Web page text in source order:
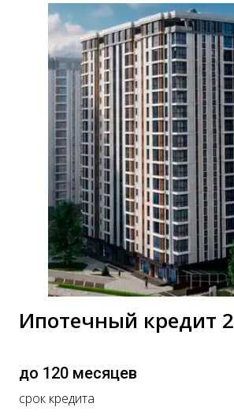
Ипотечный кредит 2
до 120 месяцев
срок кредита